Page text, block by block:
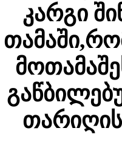
კარგი
თარიღის